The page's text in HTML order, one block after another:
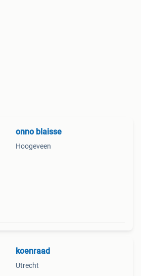
onno blaisse
Hoogeveen
koenraad
Utrecht